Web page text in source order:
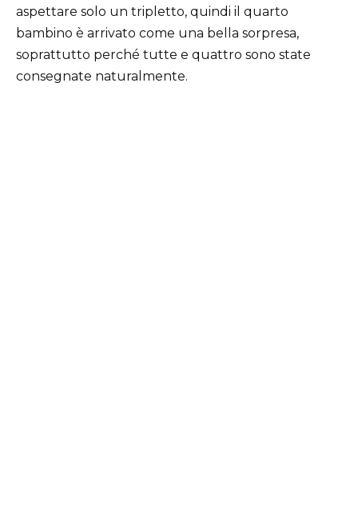
aspettare solo un tripletto, quindi il quarto
bambino è arrivato come una bella sorpresa,
soprattutto perché tutte e quattro sono state
consegnate naturalmente.